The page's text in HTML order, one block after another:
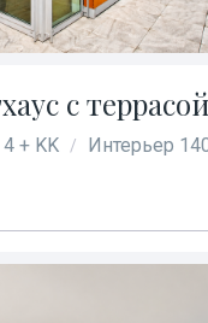
с
4 + KK / Интерьер